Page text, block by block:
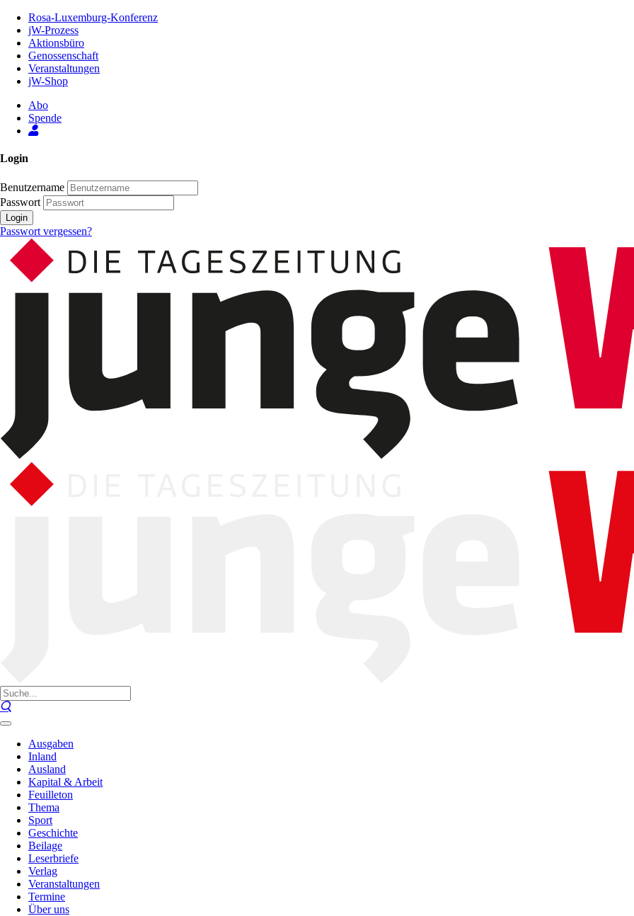
Inhalt
Seite
Rosa-Luxemburg-Konferenz
jW-Prozess
Aktionsbüro
Genossenschaft
Veranstaltungen
jW-Shop
Abo
Spende
Login
Benutzername
Passwort
Login
Passwort vergessen?
Ausgaben
Inland
Ausland
Kapital & Arbeit
Feuilleton
Thema
Sport
Geschichte
Beilage
Leserbriefe
Verlag
Veranstaltungen
Termine
Über uns